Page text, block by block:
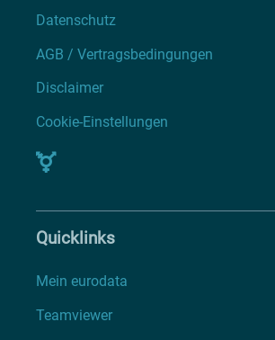
Datenschutz
AGB / Vertragsbedingungen
Disclaimer
Cookie-Einstellungen
Quicklinks
Mein eurodata
Teamviewer